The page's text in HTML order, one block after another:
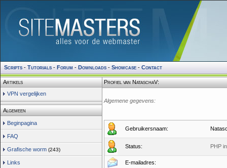
Scripts - Tutorials - Forum - Downloads - Showcase - Contact
Artikels
VPN vergelijken
Algemeen
Beginpagina
FAQ
Grafische worm (243)
Links
Profiel van NataschaV:
Algemene gegevens:
Gebruikersnaam:
Status: PHP
E-mailadres: